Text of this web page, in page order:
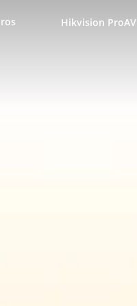
Hikvision ProAV